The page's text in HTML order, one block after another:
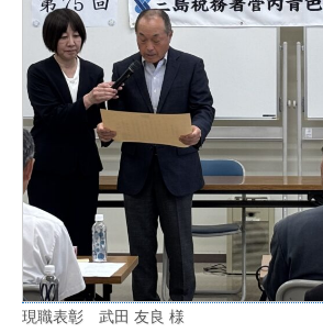
現職表彰 武田 友良 様